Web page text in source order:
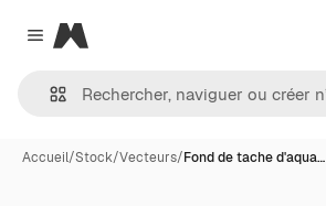
Close menu
Magnific
Accueil/Stock/Vecteurs/Fond de tache d'aqua…